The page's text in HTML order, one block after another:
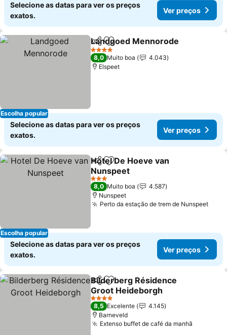
Selecione as datas para ver os preços
exatos.
Ver preços
Escolha popular
PartilharAdicionar aos favoritos
Landgoed Mennorode
4 Estrelas
8,0 Muito boa
4.043
Elspeet
Selecione as datas para ver os preços
exatos.
Ver preços
Escolha popular
PartilharAdicionar aos favoritos
Hotel De Hoeve van
Nunspeet
Ver preços
3 Estrelas
8,0 Muito boa
4.587
Nunspeet
Perto da estação de trem de NunspeetVer
Selecione as datas para ver os preços
exatos.
Ver preços
PartilharAdicionar aos favoritos
Bilderberg Résidence
Groot Heideborgh
Ver preços
4 Estrelas
8,5 Excelente
4.145
Barneveld
Extenso buffet de café da manhã